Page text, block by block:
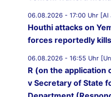
06.08.2026 - 17:00 Uhr [Al
Houthi attacks on
forces reportedly
06.08.2026 - 16:55 Uhr
R (on the
v Secretary of State